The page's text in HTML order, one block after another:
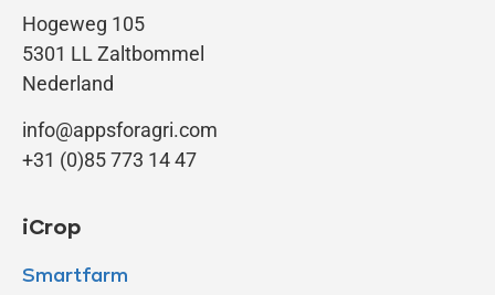
Hogeweg 105
5301 LL Zaltbommel
Nederland
info@appsforagri.com
+31 (0)85 773 14 47
iCrop
Smartfarm